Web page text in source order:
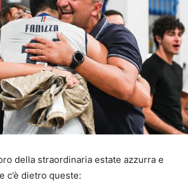
della straordinaria estate azzurra e
c’è dietro queste: